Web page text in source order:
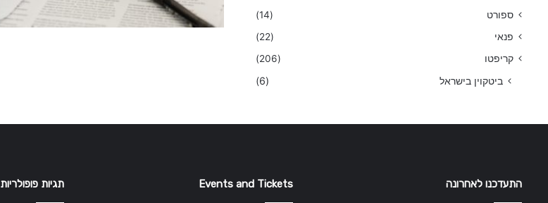
ספורט
(14)
פנאי
(22)
קריפטו
(206)
ביטקוין בישראל (6)
התעדכנו לאחרונה Events and Tickets תגיות פופולריות